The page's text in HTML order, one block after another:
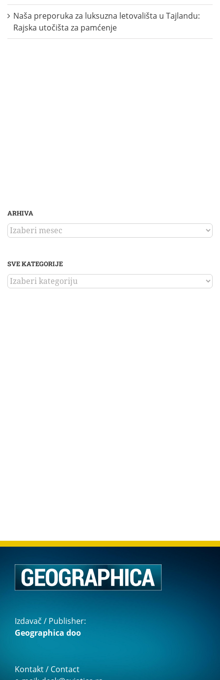
Naša preporuka za luksuzna letovališta u Tajlandu:
Rajska utočišta za pamćenje
ARHIVA
ARHIVA
SVE KATEGORIJE
SVE
KATEGORIJE
Izdavač / Publisher:
Geographica doo
Kontakt / Contact